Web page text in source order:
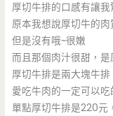
厚切牛排的口感有讓我
原本我想說厚切牛的
但是沒有哦~很嫩
而且那個肉汁很甜，
厚切牛排是兩大塊牛排
愛吃牛肉的一定可以吃
單點厚切牛排是220元